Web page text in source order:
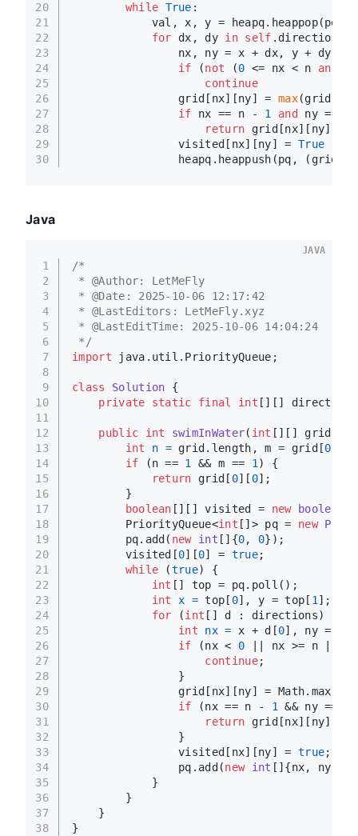
20
21
22
23
24
25
26
27
28
29
30
while True :
            val, x, y = heapq.heappop(pq)
for dx, dy in self .directions:
                nx, ny = x + dx, y + dy
if (not (0 <= nx < n and
continue
                grid[nx][ny] =
max
if nx == n - 1 and
ny ==
return grid[nx][ny]
                visited[nx][ny] =
True
heapq.heappush(pq,
Java
1
2
3
4
5
6
7
8
9
10
11
12
13
14
15
16
17
18
19
20
21
22
23
24
25
26
27
28
29
30
31
32
33
34
35
36
37
38
/*
* @Author: LetMeFly
* @Date: 2025-10-06 12:17:42
* @LastEditors: LetMeFly.xyz
* @LastEditTime: 2025-10-06 14:04:24
*/
import java.util.PriorityQueue;
class Solution {
private
static final int [][]
public int swimInWater( int [][] grid)
int
n = grid.length, m = grid[0
if (n == 1 && m == 1 ) {
return grid[ 0][ 0];
        }
boolean [][] visited = new boolean
        PriorityQueue<
int []> pq = new
        pq.add(
new int []{0, 0});
        visited[
0][0] = true;
while (true) {
int [] top = pq.poll();
int
x = top[ 0], y = top[ 1 ];
for (int [] d : directions) {
int
nx = x + d[0], ny = y
if (nx < 0 || nx >= n ||
continue;
                }
grid[nx][ny] =
if (nx == n - 1
&& ny ==
return grid[nx][ny];
                }
                visited[nx][ny] =
true;
                pq.add(
new int []{nx, ny});
            }
        }
    }
}
JAVA